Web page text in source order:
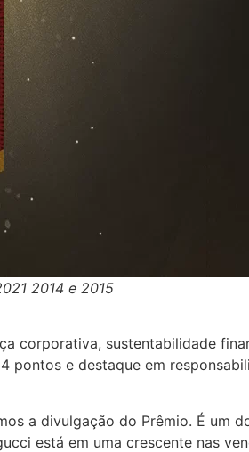
2014 e 2015
corporativa, sustentabilidade
pontos e destaque em
a divulgação do Prêmio. É um
está em uma crescente nas